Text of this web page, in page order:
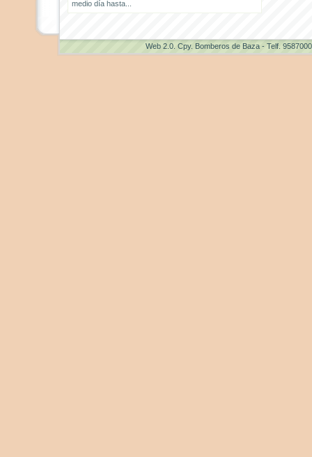
medio día hasta...
Web 2.0 . Cpy. Bomberos de Baza - Telf.